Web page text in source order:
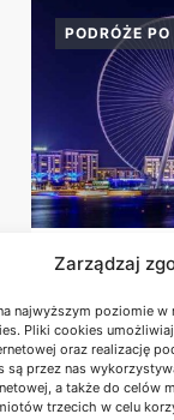
Zarządzaj
najwyższym poziomie
Pliki cookies
oraz realizację
przez nas
a także do celów
trzecich w celu
PODRÓŻE
BESKID